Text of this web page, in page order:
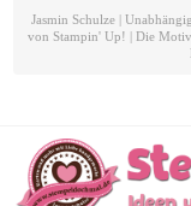
Jasmin Schulze |
von Stampin' Up! | Die